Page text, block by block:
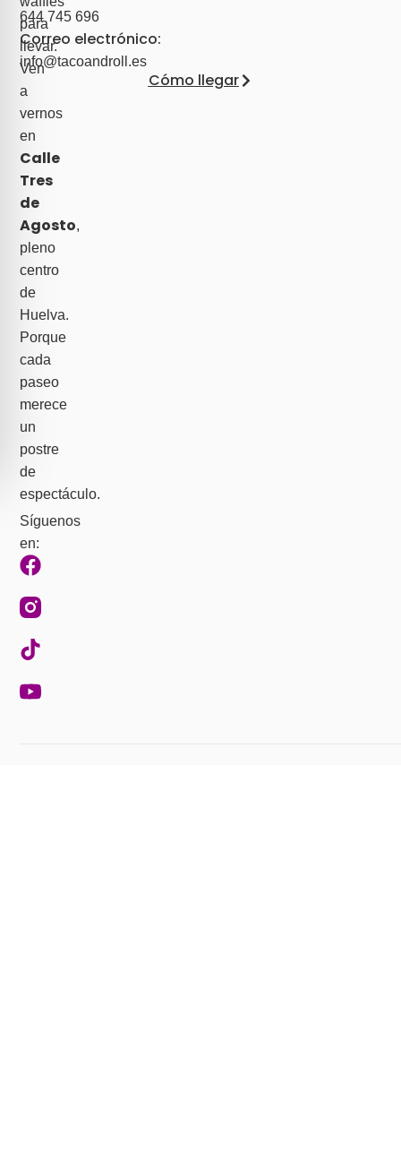
para
llevar.
Ven
a
vernos
en
Calle
Tres
de
Agosto,
pleno
centro
de
Huelva.
Porque
cada
paseo
merece
un
postre
de
espectáculo.
Síguenos
en:
644 745 696
Correo electrónico:
info@tacoandroll.es
Cómo llegar